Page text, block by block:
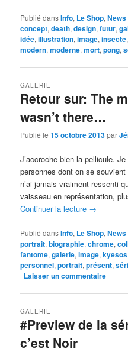
Publié dansInfo, Le Shop,News
concept,death,design,futur,
idée,illustration,image,insecte
modern,moderne,mort,pong,
Retour sur: The
wasn’t there…
GALERIE
Publié le15 octobre 2013par
J’accroche bien la pellicule.
personnes dont on se souvient
n’ai jamais vraiment ressenti
vaisseau en représentation,
Continuer la lecture →
Publié dansInfo, Le Shop,News
portrait,biographie,chrome,
fantome,galerie,image,kyesos
personnel,portrait,présent,
| Laisser un commentaire
#Preview de la
c’est Noir
GALERIE